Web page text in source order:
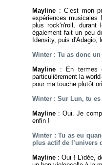
Mayline : C’est mon
expériences musicales
plus rock'n'roll, durant
également fait un peu
Idensity, puis d'Adagio,
Winter : Tu as donc
Mayline : En termes
particulièrement la
pour ma touche plutôt
Winter : Sur Lun, tu
Mayline : Oui. Je
enfin !
Winter : Tu as eu
plus actif de l’univers
Mayline : Oui ! L’idée,